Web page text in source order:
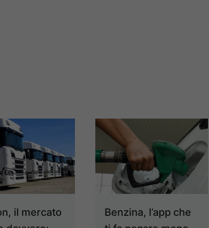
il mercato
Benzina, l’app che